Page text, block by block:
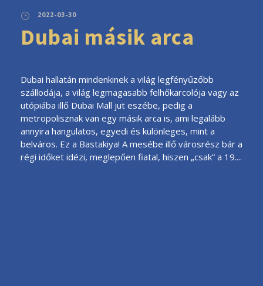
2022-03-30
Dubai másik arca
Dubai hallatán mindenkinek a világ legfényűzőbb
szállodája, a világ legmagasabb felhőkarcolója vagy az
utópiába illő Dubai Mall jut eszébe, pedig a
metropolisznak van egy másik arca is, ami legalább
annyira hangulatos, egyedi és különleges, mint a
belváros. Ez a Bastakiya! A mesébe illő városrész bár a
régi időket idézi, meglepően fiatal, hiszen „csak” a 19....